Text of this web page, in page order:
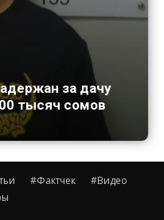
за дачу
тысяч сомов
#Фактчек
#Видео